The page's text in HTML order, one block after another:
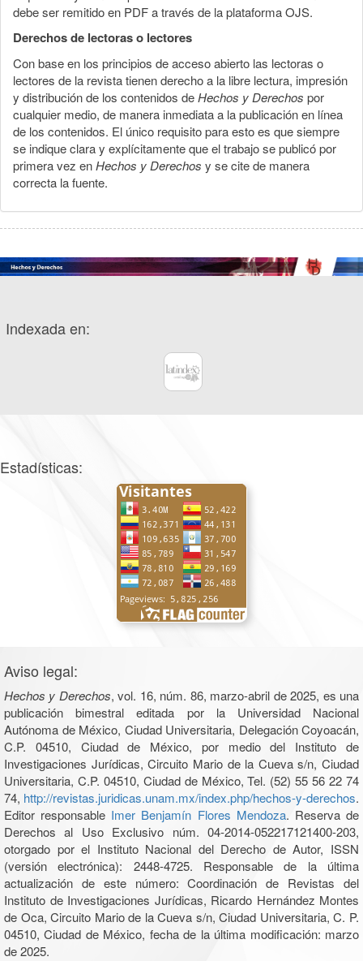
debe ser remitido en PDF a través de la plataforma OJS.
Derechos de lectoras o lectores
Con base en los principios de acceso abierto las lectoras o
lectores de la revista tienen derecho a la libre lectura, impresión
y distribución de los contenidos deHechos y Derechos por
cualquier medio, de manera inmediata a la publicación en línea
de los contenidos. El único requisito para esto es que siempre
se indique clara y explícitamente que el trabajo se publicó por
primera vez enHechos y Derechos y se cite de manera
correcta la fuente.
Indexada en:
Estadísticas:
Aviso legal:
Hechos y Derechos, vol. 16, núm. 86, marzo-abril de 2025, es una
publicación bimestral editada por la Universidad Nacional
Autónoma de México, Ciudad Universitaria, Delegación Coyoacán,
C.P. 04510, Ciudad de México, por medio del Instituto de
Investigaciones Jurídicas, Circuito Mario de la Cueva s/n, Ciudad
Universitaria, C.P. 04510, Ciudad de México, Tel. (52) 55 56 22 74
74, http://revistas.juridicas.unam.mx/index.php/hechos-y-derechos.
Editor responsable Imer Benjamín Flores Mendoza. Reserva de
Derechos al Uso Exclusivo núm. 04-2014-052217121400-203,
otorgado por el Instituto Nacional del Derecho de Autor, ISSN
(versión electrónica): 2448-4725. Responsable de la última
actualización de este número: Coordinación de Revistas del
Instituto de Investigaciones Jurídicas, Ricardo Hernández Montes
de Oca, Circuito Mario de la Cueva s/n, Ciudad Universitaria, C. P.
04510, Ciudad de México, fecha de la última modificación: marzo
de 2025.